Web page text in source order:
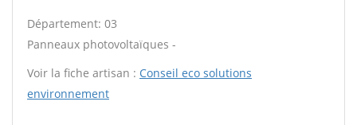
Département: 03
Panneaux photovoltaïques -
Voir la fiche artisan : Conseil eco solutions
environnement